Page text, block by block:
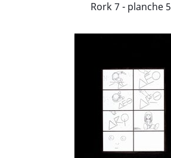
Rork 7 - planche